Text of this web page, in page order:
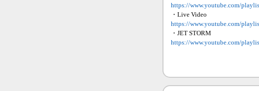
https://www.youtube.com/
・Live Video
https://www.youtube.com/
・JET STORM
https://www.youtube.com/